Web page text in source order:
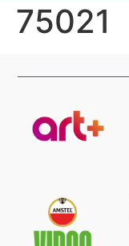
75021